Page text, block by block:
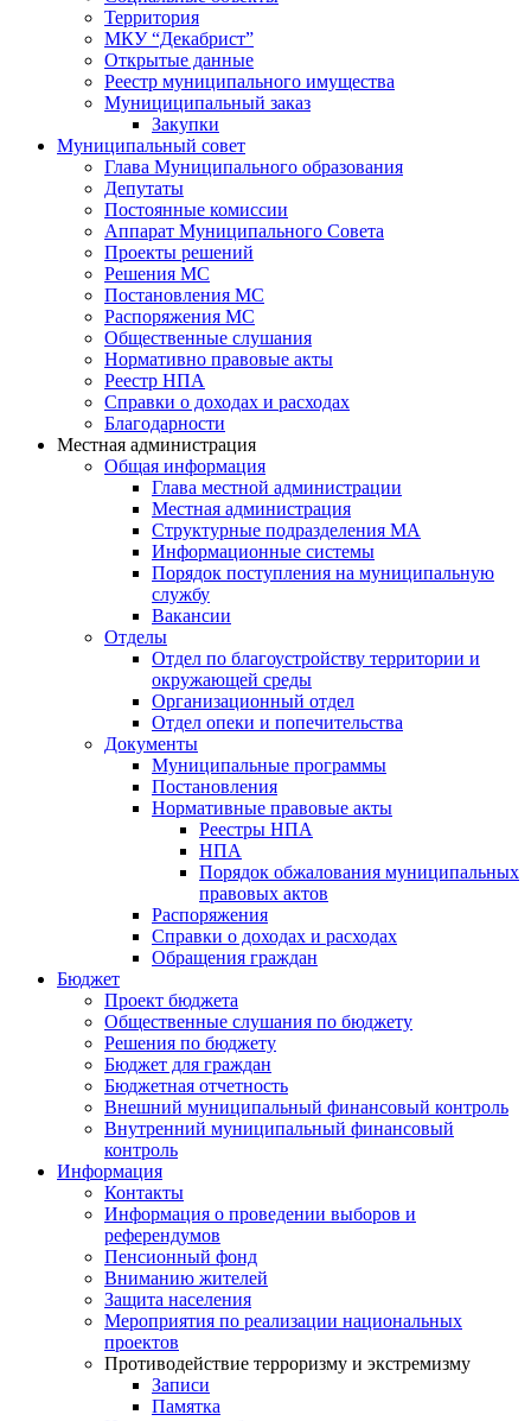
Территория
МКУ “Декабрист”
Открытые данные
Реестр муниципального имущества
Мунициципальный заказ
Закупки
Муниципальный совет
Глава Муниципального образования
Депутаты
Постоянные комиссии
Аппарат Муниципального Совета
Проекты решений
Решения МС
Постановления МС
Распоряжения МС
Общественные слушания
Нормативно правовые акты
Реестр НПА
Справки о доходах и расходах
Благодарности
Местная администрация
Общая информация
Глава местной администрации
Местная администрация
Структурные подразделения МА
Информационные системы
Порядок поступления на муниципальную
службу
Вакансии
Отделы
Отдел по благоустройству территории и
окружающей среды
Организационный отдел
Отдел опеки и попечительства
Документы
Муниципальные программы
Постановления
Нормативные правовые акты
Реестры НПА
НПА
Порядок обжалования муниципальных
правовых актов
Распоряжения
Справки о доходах и расходах
Обращения граждан
Бюджет
Проект бюджета
Общественные слушания по бюджету
Решения по бюджету
Бюджет для граждан
Бюджетная отчетность
Внешний муниципальный финансовый контроль
Внутренний муниципальный финансовый
контроль
Информация
Контакты
Информация о проведении выборов и
референдумов
Пенсионный фонд
Вниманию жителей
Защита населения
Мероприятия по реализации национальных
проектов
Противодействие терроризму и экстремизму
Записи
Памятка